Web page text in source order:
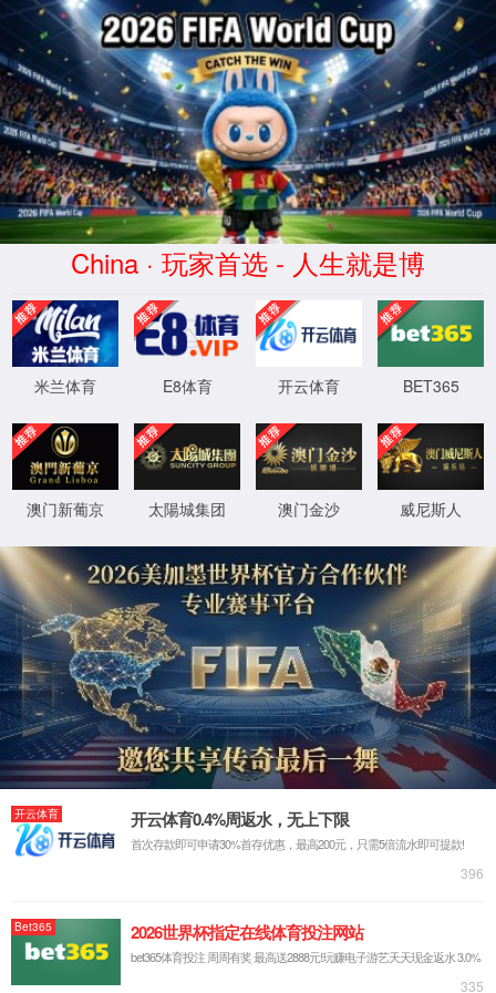
抱歉，您撞到了不存在的页面...
最有可能的原因是：
您输入的网址可能不正确
链接可能已过期
别担心，您可以尝试返回首页
XML 地图